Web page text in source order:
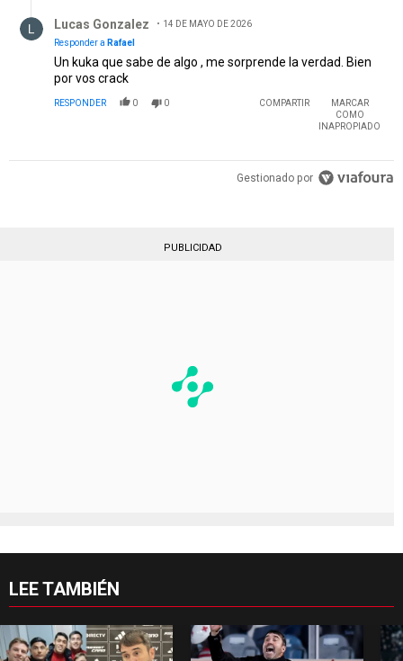
Lucas Gonzalez
14 DE MAYO DE 2026
Responder a Rafael
Un kuka que sabe de algo , me sorprende la verdad. Bien
por vos crack
RESPONDER 0 0 COMPARTIR
MARCAR
COMO
INAPROPIADO
Gestionado por
PUBLICIDAD
LEE TAMBIÉN